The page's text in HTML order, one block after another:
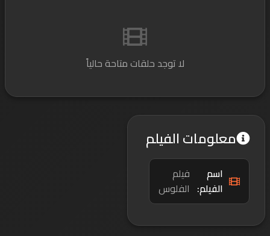
لا توجد حلقات متاحة حالياً
معلومات الفيلم
اسم
الفيلم:
فيلم
الفلوس